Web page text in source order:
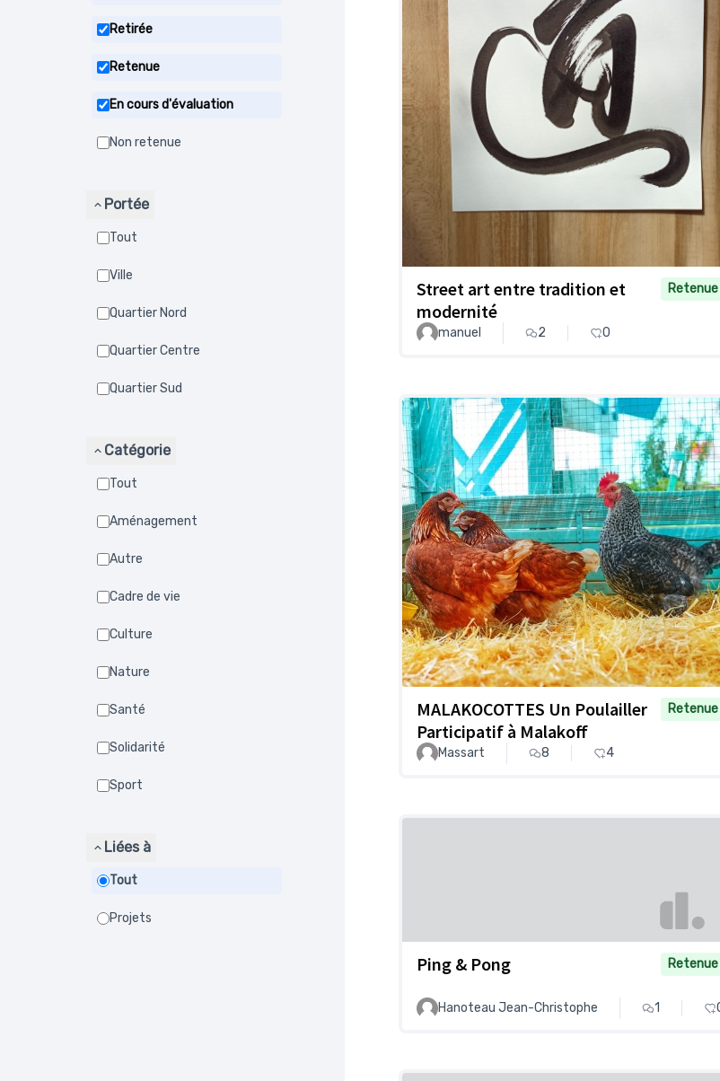
Retirée
Retenue
En cours d'évaluation
Non retenue
Portée
Tout
Ville
Quartier Nord
Quartier Centre
Quartier Sud
Catégorie
Tout
Aménagement
Autre
Cadre de vie
Culture
Nature
Santé
Solidarité
Sport
Liées à
Tout
Projets
Street art entre tradition et
modernité
Retenue
manuel 2 0
MALAKOCOTTES Un Poulailler
Participatif à Malakoff
Retenue
Massart 8 4
Ping & Pong Retenue
Hanoteau Jean-Christophe 1